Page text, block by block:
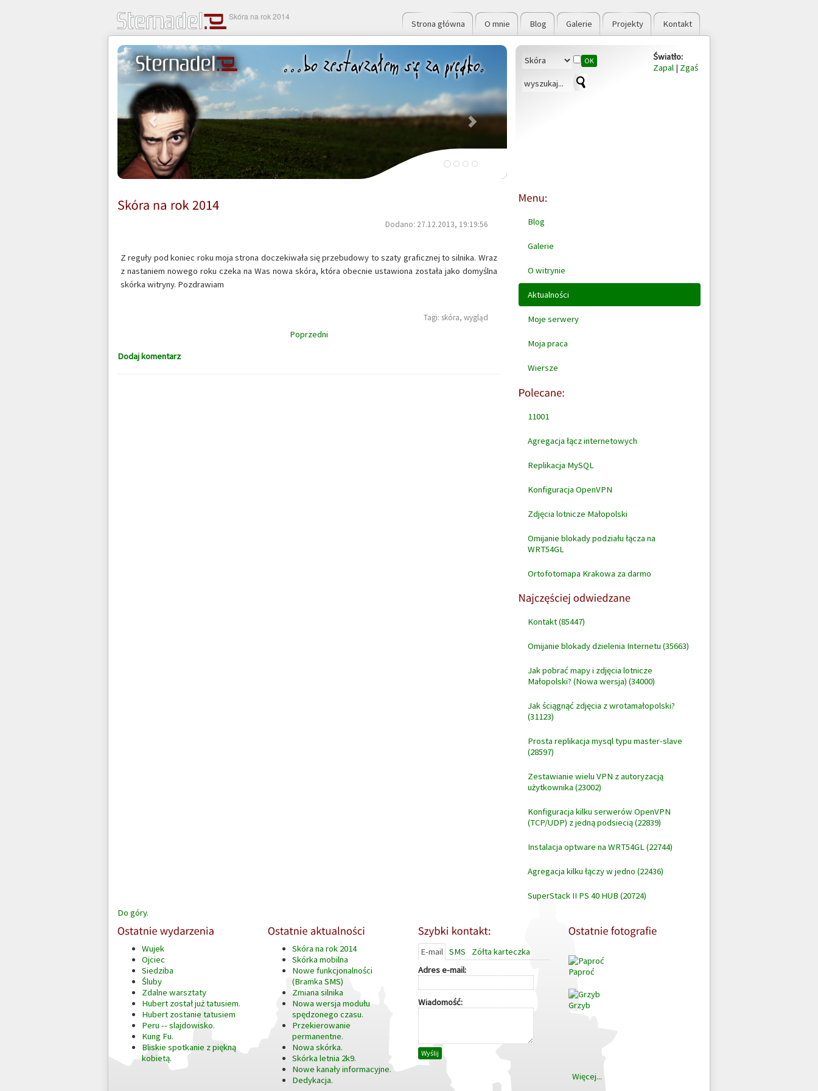
Strona główna O mnie Blog Galerie Projekty Kontakt
Skóra na rok 2014
OK
Światło:
Zapal| Zgaś
Dodano: 27.12.2013, 19:19:56
Z reguły pod koniec roku moja strona doczekiwała się przebudowy to szaty graficznej to silnika. Wraz
z nastaniem nowego roku czeka na Was nowa skóra, która obecnie ustawiona została jako domyślna
skórka witryny. Pozdrawiam
Tagi: skóra, wygląd
Poprzedni
Dodaj komentarz
Blog
Galerie
O witrynie
Aktualności
Moje serwery
Moja praca
Wiersze
11001
Agregacja łącz internetowych
Replikacja MySQL
Konfiguracja OpenVPN
Zdjęcia lotnicze Małopolski
Omijanie blokady podziału łącza na
WRT54GL
Ortofotomapa Krakowa za darmo
Kontakt (85447)
Omijanie blokady dzielenia Internetu (35663)
Jak pobrać mapy i zdjęcia lotnicze
Małopolski? (Nowa wersja) (34000)
Jak ściągnąć zdjęcia z wrotamałopolski?
(31123)
Prosta replikacja mysql typu master-slave
(28597)
Zestawianie wielu VPN z autoryzacją
użytkownika (23002)
Konfiguracja kilku serwerów OpenVPN
(TCP/UDP) z jedną podsiecią (22839)
Instalacja optware na WRT54GL (22744)
Agregacja kilku łączy w jedno (22436)
SuperStack II PS 40 HUB (20724)
Do góry.
Wujek
Ojciec
Siedziba
Śluby
Zdalne warsztaty
Hubert został już tatusiem.
Hubert zostanie tatusiem
Peru -- slajdowisko.
Kung Fu.
Bliskie spotkanie z piękną
kobietą.
Skóra na rok 2014
Skórka mobilna
Nowe funkcjonalności
(Bramka SMS)
Zmiana silnika
Nowa wersja modułu
spędzonego czasu.
Przekierowanie
permanentne.
Nowa skórka.
Skórka letnia 2k9.
Nowe kanały informacyjne.
Dedykacja.
E-mail SMS
Zółta karteczka
Adres e-mail:
Wiadomość:
Wyślij
Paproć
Grzyb
Więcej...